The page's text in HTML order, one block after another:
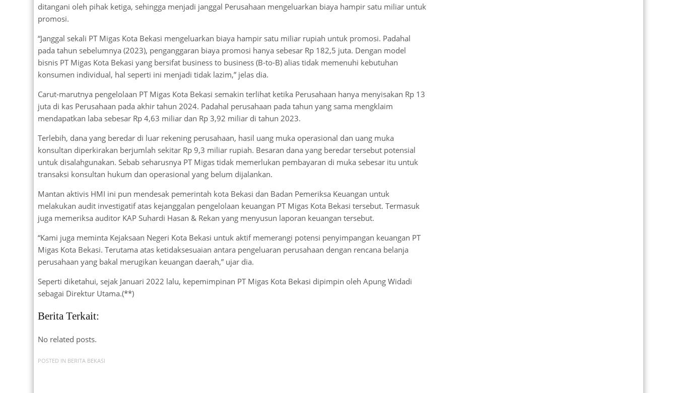
ditangani oleh pihak ketiga, sehingga menjadi janggal Perusahaan mengeluarkan biaya hampir satu miliar untuk
promosi.
“Janggal sekali PT Migas Kota Bekasi mengeluarkan biaya hampir satu miliar rupiah untuk promosi. Padahal
pada tahun sebelumnya (2023), penganggaran biaya promosi hanya sebesar Rp 182,5 juta. Dengan model
bisnis PT Migas Kota Bekasi yang bersifat business to business (B-to-B) alias tidak memenuhi kebutuhan
konsumen individual, hal seperti ini menjadi tidak lazim,” jelas dia.
Carut-marutnya pengelolaan PT Migas Kota Bekasi semakin terlihat ketika Perusahaan hanya menyisakan Rp 13
juta di kas Perusahaan pada akhir tahun 2024. Padahal perusahaan pada tahun yang sama mengklaim
mendapatkan laba sebesar Rp 4,63 miliar dan Rp 3,92 miliar di tahun 2023.
Terlebih, dana yang beredar di luar rekening perusahaan, hasil uang muka operasional dan uang muka
konsultan diperkirakan berjumlah sekitar Rp 9,3 miliar rupiah. Besaran dana yang beredar tersebut potensial
untuk disalahgunakan. Sebab seharusnya PT Migas tidak memerlukan pembayaran di muka sebesar itu untuk
transaksi konsultan hukum dan operasional yang belum dijalankan.
Mantan aktivis HMI ini pun mendesak pemerintah kota Bekasi dan Badan Pemeriksa Keuangan untuk
melakukan audit investigatif atas kejanggalan pengelolaan keuangan PT Migas Kota Bekasi tersebut. Termasuk
juga memeriksa auditor KAP Suhardi Hasan & Rekan yang menyusun laporan keuangan tersebut.
“Kami juga meminta Kejaksaan Negeri Kota Bekasi untuk aktif memerangi potensi penyimpangan keuangan PT
Migas Kota Bekasi. Terutama atas ketidaksesuaian antara pengeluaran perusahaan dengan rencana belanja
perusahaan yang bakal merugikan keuangan daerah,” ujar dia.
Seperti diketahui, sejak Januari 2022 lalu, kepemimpinan PT Migas Kota Bekasi dipimpin oleh Apung Widadi
sebagai Direktur Utama.(**)
Berita Terkait:
No related posts.
POSTED IN BERITA BEKASI